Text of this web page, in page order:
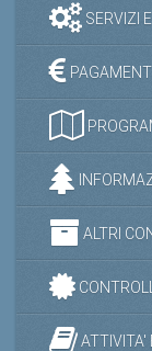
SERVIZI
PAGAMENTI
ALTRI
ATTIVITA'